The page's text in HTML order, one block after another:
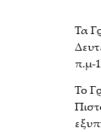
Τα
π.μ-
Το